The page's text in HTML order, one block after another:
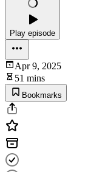
Play episode
Apr 9, 2025
51 mins
Bookmarks